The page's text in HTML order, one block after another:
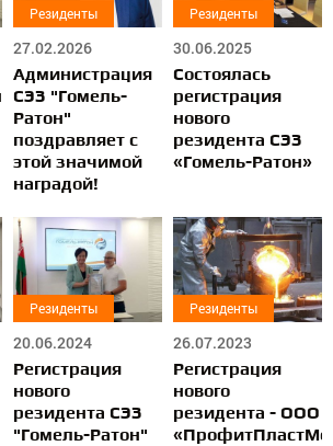
Резиденты
27.02.2026
Администрация
СЭЗ "Гомель-
Ратон"
поздравляет с
этой значимой
наградой!
Резиденты
30.06.2025
Cостоялась
регистрация
нового
резидента СЭЗ
«Гомель-Ратон»
Резиденты
20.06.2024
Регистрация
нового
резидента СЭЗ
"Гомель-Ратон"
Резиденты
26.07.2023
Регистрация
нового
резидента - ООО